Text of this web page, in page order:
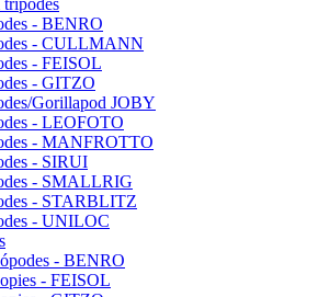
- BENRO
- CULLMANN
- FEISOL
- GITZO
Gorillapod JOBY
- LEOFOTO
- MANFROTTO
- SIRUI
- SMALLRIG
- STARBLITZ
- UNILOC
- BENRO
- FEISOL